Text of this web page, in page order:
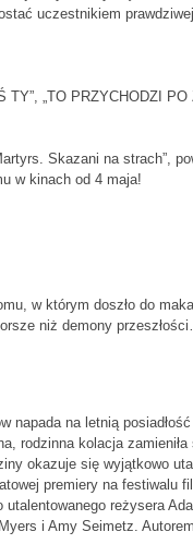
uczestnikiem
„TO PRZYCHODZI PO
Skazani na strach”,
w kinach od 4 maja!
w którym doszło do
niż demony przeszłości…
na letnią
rodzinna kolacja
okazuje się wyjątkowo
premiery na festiwalu
reżysera
i Amy Seimetz.